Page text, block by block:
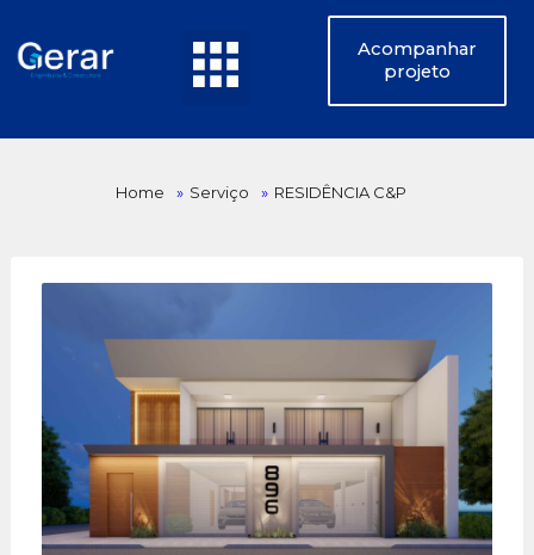
Acompanhar
projeto
Home » Serviço » RESIDÊNCIA C&P